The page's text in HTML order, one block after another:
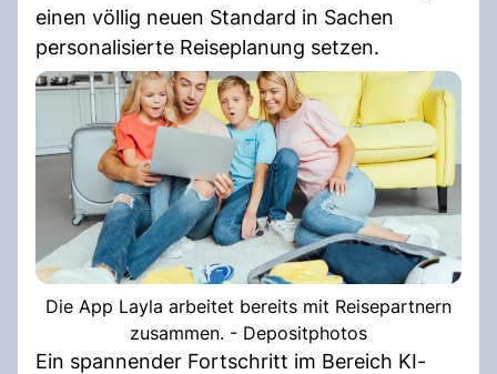
einen völlig neuen Standard in Sachen
personalisierte Reiseplanung setzen.
Die App Layla arbeitet bereits mit Reisepartnern
zusammen. - Depositphotos
Ein spannender Fortschritt im Bereich KI-